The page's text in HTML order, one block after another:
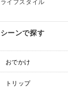
シーンで探す
おでかけ
トリップ